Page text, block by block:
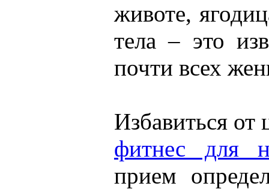
животе,
тела – это
почти всех
Избавиться
фитнес для
прием